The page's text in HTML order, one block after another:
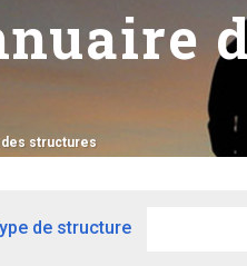
des structures
de structure